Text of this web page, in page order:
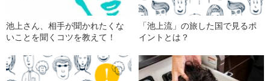
池上さん、相手が聞かれたくな
いことを聞くコツを教えて！
「池上流」の旅した国で見るポ
イントとは？